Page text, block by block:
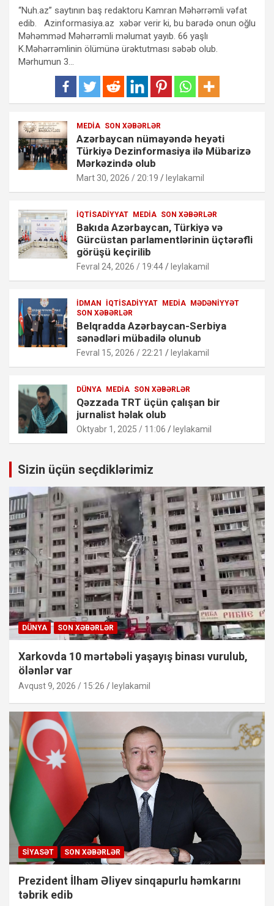
“Nuh.az” saytının baş redaktoru Kamran Məhərrəmli vəfat
edib. Azinformasiya.az xəbər verir ki, bu barədə onun oğlu
Məhəmməd Məhərrəmli məlumat yayıb. 66 yaşlı
K.Məhərrəmlinin ölümünə ürəktutması səbəb olub.
Mərhumun 3…
MEDIA SON XƏBƏRLƏR
Azərbaycan nümayəndə heyəti
Türkiyə Dezinformasiya ilə Mübarizə
Mərkəzində olub
Mart 30, 2026 / 20:19 leylakamil
İQTISADIYYAT MEDIA SON XƏBƏRLƏR
Bakıda Azərbaycan, Türkiyə və
Gürcüstan parlamentlərinin üçtərəfli
görüşü keçirilib
Fevral 24, 2026 / 19:44 leylakamil
İDMAN İQTISADIYYAT MEDIA MƏDƏNIYYƏT
SON XƏBƏRLƏR
Belqradda Azərbaycan-Serbiya
sənədləri mübadilə olunub
Fevral 15, 2026 / 22:21 leylakamil
DÜNYA MEDIA SON XƏBƏRLƏR
Qəzzada TRT üçün çalışan bir
jurnalist həlak olub
Oktyabr 1, 2025 / 11:06 leylakamil
Sizin üçün seçdiklərimiz
DÜNYA SON XƏBƏRLƏR
Xarkovda 10 mərtəbəli yaşayış binası vurulub,
ölənlər var
Avqust 9, 2026 / 15:26 leylakamil
SIYASƏT SON XƏBƏRLƏR
Prezident İlham Əliyev sinqapurlu həmkarını
təbrik edib